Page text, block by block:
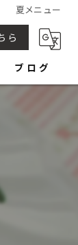
夏メニュー
ら
ブログ